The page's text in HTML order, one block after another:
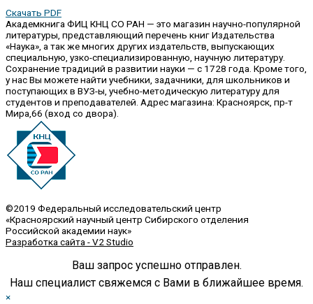
Скачать PDF
Академкнига ФИЦ КНЦ СО РАН — это магазин научно-популярной
литературы, представляющий перечень книг Издательства
«Наука», а так же многих других издательств, выпускающих
специальную, узко-специализированную, научную литературу.
Сохранение традиций в развитии науки — с 1728 года. Кроме того,
у нас Вы можете найти учебники, задачники, для школьников и
поступающих в ВУЗ-ы, учебно-методическую литературу для
студентов и преподавателей. Адрес магазина: Красноярск, пр-т
Мира,66 (вход со двора).
©2019 Федеральный исследовательский центр
«Красноярский научный центр Сибирского отделения
Российской академии наук»
Разработка сайта - V2 Studio
Ваш запрос успешно отправлен.
Наш специалист свяжемся с Вами в ближайшее время.
×